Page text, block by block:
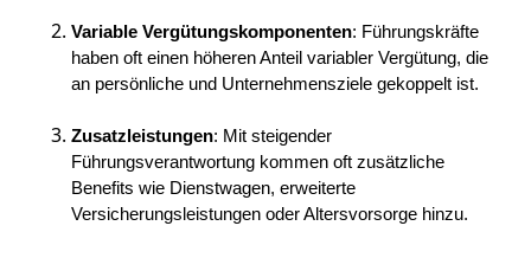
Variable Vergütungskomponenten: Führungskräfte
haben oft einen höheren Anteil variabler Vergütung, die
an persönliche und Unternehmensziele gekoppelt ist.
Zusatzleistungen: Mit steigender
Führungsverantwortung kommen oft zusätzliche
Benefits wie Dienstwagen, erweiterte
Versicherungsleistungen oder Altersvorsorge hinzu.